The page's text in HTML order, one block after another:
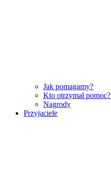
Jak pomagamy?
Kto otrzymał pomoc?
Nagrody
Przyjaciele